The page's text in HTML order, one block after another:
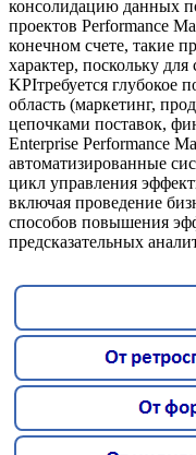
консолидацию данных
проектов Performance
конечном счете, такие
характер, поскольку
KPIтребуется
область (маркетинг,
цепочками поставок,
Enterprise Performance
автоматизированные
цикл управления
включая проведение
способов повышения
предсказательных